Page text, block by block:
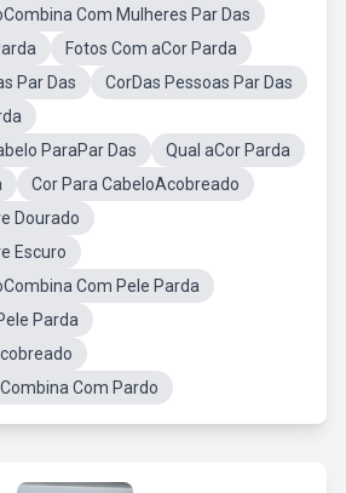
Com Mulheres Par Das
Fotos Com aCor Parda
Par Das
CorDas Pessoas Par Das
ParaPar Das
Qual aCor Parda
Cor Para CabeloAcobreado
Dourado
Escuro
Com Pele Parda
Parda
Com Pardo